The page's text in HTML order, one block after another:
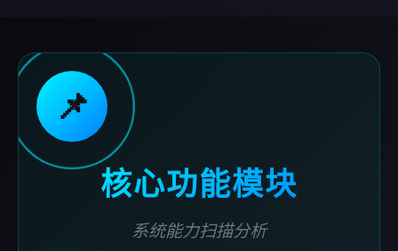
📌
核心功能模块
系统能力扫描分析